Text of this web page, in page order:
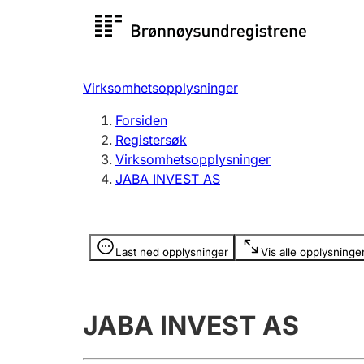
Registersøk
Registrere, endre, slette
Virksomhetsopplysninger
Forsiden
Registersøk
Virksomhetsopplysninger
JABA INVEST AS
Last ned opplysninger Vis alle
Opplysninger er skjult
JABA INVEST AS